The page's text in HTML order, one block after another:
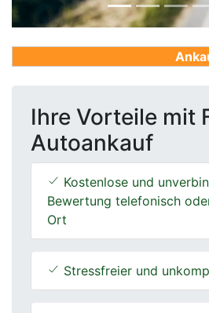
Ankauf
Ihre Vorteile mit
Autoankauf
Kostenlose und
Bewertung telefonisch
Ort
Stressfreier und